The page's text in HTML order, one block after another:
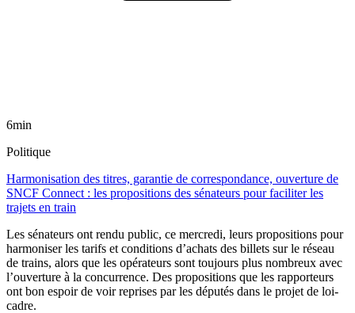
6min
Politique
Harmonisation des titres, garantie de correspondance, ouverture de
SNCF Connect : les propositions des sénateurs pour faciliter les
trajets en train
Les sénateurs ont rendu public, ce mercredi, leurs propositions pour
harmoniser les tarifs et conditions d’achats des billets sur le réseau
de trains, alors que les opérateurs sont toujours plus nombreux avec
l’ouverture à la concurrence. Des propositions que les rapporteurs
ont bon espoir de voir reprises par les députés dans le projet de loi-
cadre.